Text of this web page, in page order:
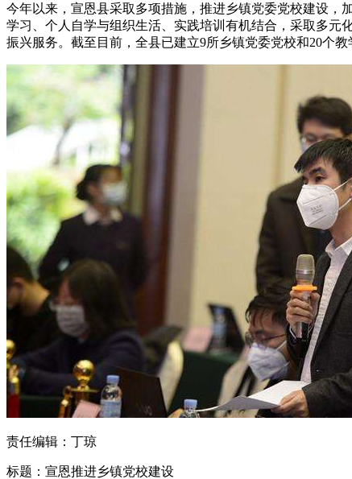
今年以来，宣恩县采取多项措施，推进乡镇党委党校建设，
学习、个人自学与组织生活、实践培训有机结合，采取多元
振兴服务。截至目前，全县已建立9所乡镇党委党校和20个教
责任编辑：丁琼
标题：宣恩推进乡镇党校建设